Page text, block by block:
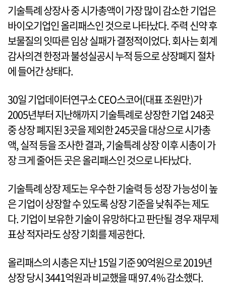
기술특례 상장사 중 시가총액이 가장 많이 감소한 기업은
바이오기업인 올리패스인 것으로 나타났다. 주력 신약 후
보물질의 잇따른 임상 실패가 결정적이었다. 회사는 회계
감사의견 한정과 불성실공시 누적 등으로 상장폐지 절차
에 들어간 상태다.
30일 기업데이터연구소 CEO스코어(대표 조원만)가
2005년부터 지난해까지 기술특례로 상장한 기업 248곳
중 상장 폐지된 3곳을 제외한 245곳을 대상으로 시가총
액, 실적 등을 조사한 결과, 기술특례 상장 이후 시총이 가
장 크게 줄어든 곳은 올리패스인 것으로 나타났다.
기술특례 상장 제도는 우수한 기술력 등 성장 가능성이 높
은 기업이 상장할 수 있도록 상장 기준을 낮춰주는 제도
다. 기업이 보유한 기술이 유망하다고 판단될 경우 재무제
표상 적자라도 상장 기회를 제공한다.
올리패스의 시총은 지난 15일 기준 90억원으로 2019년
상장 당시 3441억원과 비교했을 때 97.4% 감소했다.